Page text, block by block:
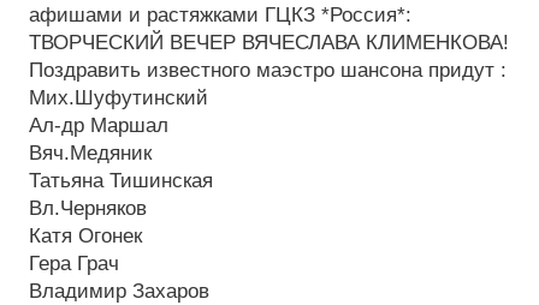
афишами и растяжками ГЦКЗ *Россия*:
ТВОРЧЕСКИЙ ВЕЧЕР ВЯЧЕСЛАВА КЛИМЕНКОВА!
Поздравить известного маэстро шансона придут :
Мих.Шуфутинский
Ал-др Маршал
Вяч.Медяник
Татьяна Тишинская
Вл.Черняков
Катя Огонек
Гера Грач
Владимир Захаров